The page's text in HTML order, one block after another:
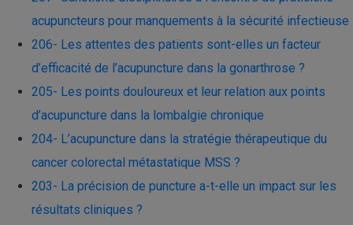
acupuncteurs pour manquements à la sécurité infectieuse
206- Les attentes des patients sont-elles un facteur
d’efficacité de l’acupuncture dans la gonarthrose ?
205- Les points douloureux et leur relation aux points
d’acupuncture dans la lombalgie chronique
204- L’acupuncture dans la stratégie thérapeutique du
cancer colorectal métastatique MSS ?
203- La précision de puncture a-t-elle un impact sur les
résultats cliniques ?